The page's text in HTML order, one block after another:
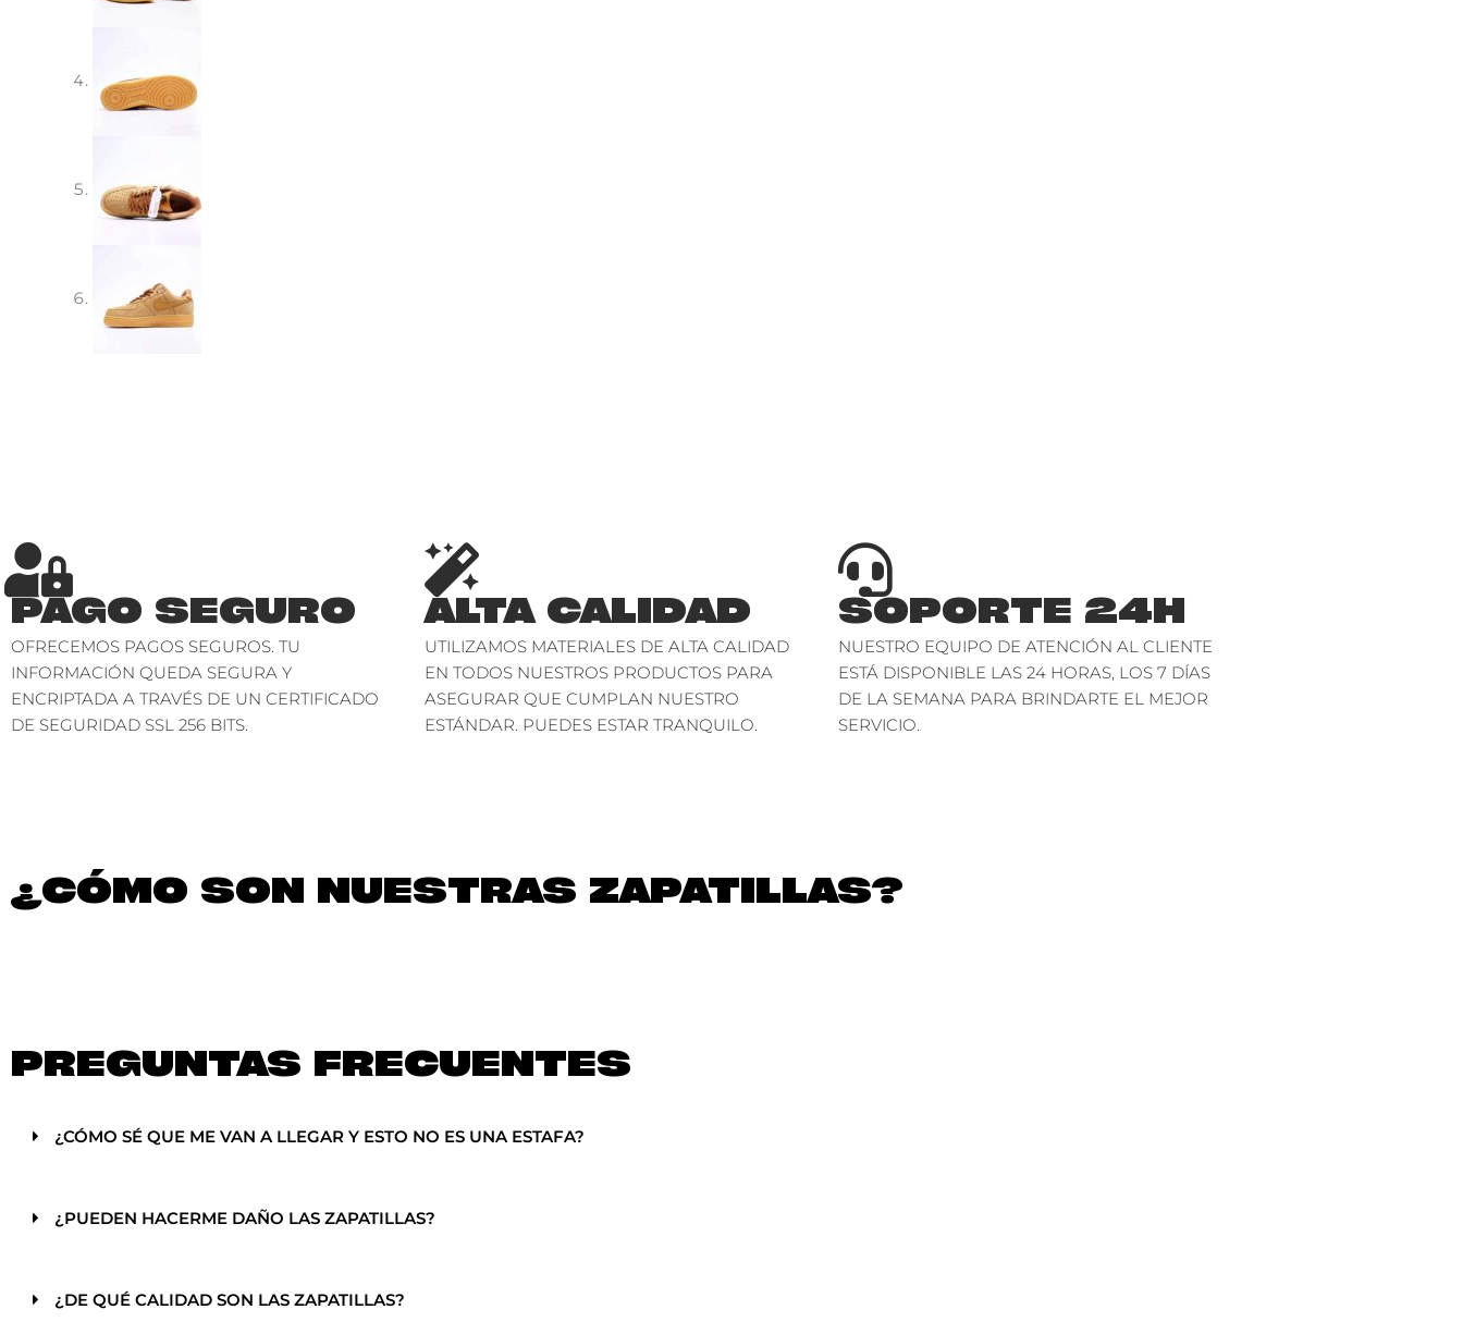
PAGO SEGURO
OFRECEMOS PAGOS SEGUROS. TU
INFORMACIÓN QUEDA SEGURA Y
ENCRIPTADA A TRAVÉS DE UN CERTIFICADO
DE SEGURIDAD SSL 256 BITS.
ALTA CALIDAD
UTILIZAMOS MATERIALES DE ALTA CALIDAD
EN TODOS NUESTROS PRODUCTOS PARA
ASEGURAR QUE CUMPLAN NUESTRO
ESTÁNDAR. PUEDES ESTAR TRANQUILO.
SOPORTE 24H
NUESTRO EQUIPO DE ATENCIÓN AL CLIENTE
ESTÁ DISPONIBLE LAS 24 HORAS, LOS 7 DÍAS
DE LA SEMANA PARA BRINDARTE EL MEJOR
SERVICIO.
¿CÓMO SON NUESTRAS ZAPATILLAS?
PREGUNTAS FRECUENTES
¿CÓMO SÉ QUE ME VAN A LLEGAR Y ESTO NO ES UNA ESTAFA?
¿PUEDEN HACERME DAÑO LAS ZAPATILLAS?
¿DE QUÉ CALIDAD SON LAS ZAPATILLAS?